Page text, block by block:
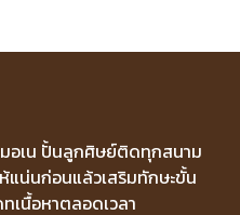
อเน ปั้นลูกศิษย์ติดทุกสนาม
ห้แน่นก่อนแล้วเสริมทักษะขั้น
เนื้อหาตลอดเวลา